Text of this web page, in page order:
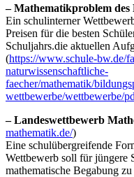
– Mathematikproblem des
Ein schulinterner
Preisen für die besten
Schuljahrs.die aktuellen
(https://www.schule-bw.de/
naturwissenschaftliche-
faecher/mathematik/
wettbewerbe/wettbewerbe/
– Landeswettbewerb
mathematik.de/)
Eine schulübergreifende
Wettbewerb soll für jüngere
mathematische Begabung